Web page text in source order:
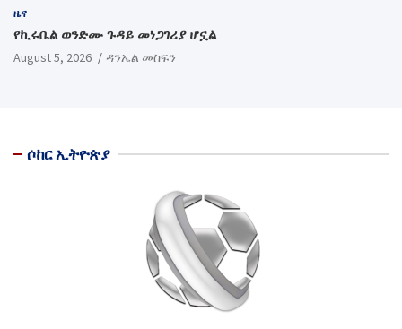
ዜና
የኪሩቤል ወንድሙ ጉዳይ መነጋገሪያ ሆኗል
August 5, 2026 ዳንኤል መስፍን
ሶከር ኢትዮጵያ